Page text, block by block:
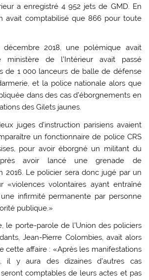
a enregistré 4 952 jets de GMD. En
avait comptabilisé que 866 pour toute
2018, une polémique avait
de l’Intérieur avait passé
de 1 000 lanceurs de balle de défense
et la police nationale alors que
dans des cas d’éborgnements en
des Gilets jaunes.
juges d’instruction parisiens avaient
un fonctionnaire de police CRS
pour avoir éborgné un militant du
avoir lancé une grenade de
2016. Le policier sera donc jugé par un
«violences volontaires ayant entraîné
infirmité permanente par personne
publique.»
le porte-parole de l’Union des policiers
Jean-Pierre Colombies, avait alors
cette affaire : «Après les manifestations
il y aura des dizaines d’autres cas
comptables de leurs actes et pas